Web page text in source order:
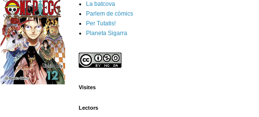
La batcova
Parlem de còmics
Per Tutatis!
Planeta Sigarra
Visites
Lectors